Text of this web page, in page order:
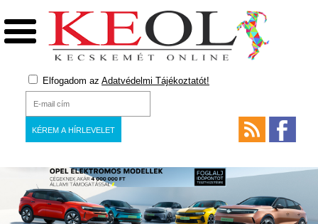
Elfogadom az Adatvédelmi Tájékoztatót!